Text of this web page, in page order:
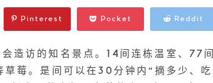
Pinterest Pocket Reddit
访的知名景点。14间连栋温室、77间
莓。是间可以在30分钟内“摘多少、吃